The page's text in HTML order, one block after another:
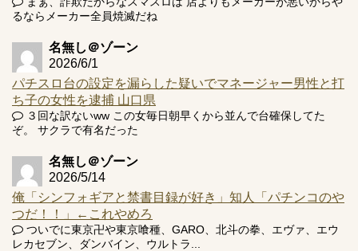
Powered by livedoor 相互RSS
るならメーカー全員焼滅だね
名無し＠ゾーン
2026/6/1
パチスロ台の設定を漏らした疑いでマネージャー男性と打
ち子の女性を逮捕 山口県
３回な訳ないww この女毎日朝早くから並んで台確保してた
ぞ。 サクラで有名だった
名無し＠ゾーン
2026/5/14
俺「シンフォギアと禁書目録が好き」知人「パチンコのや
つだ！！」←これやめろ
ついでに東京卍や東京喰種、GARO、北斗の拳、エヴァ、エウ
レカセブン、ダンバイン、ウルトラ...